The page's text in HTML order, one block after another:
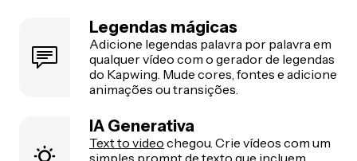
Legendas mágicas
Adicione legendas palavra por palavra em
qualquer vídeo com o gerador de legendas
do Kapwing. Mude cores, fontes e adicione
animações ou transições.
IA Generativa
Text to video chegou. Crie vídeos com um